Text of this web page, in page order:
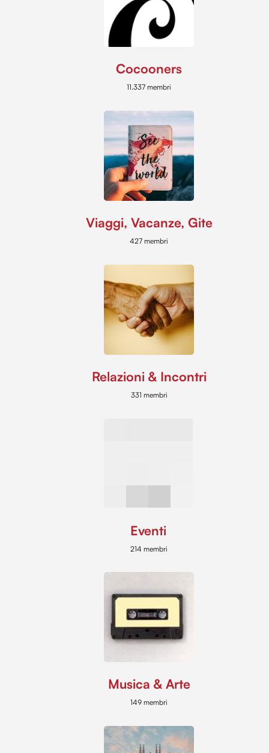
Cocooners
11.337 membri
Viaggi, Vacanze, Gite
427 membri
Relazioni & Incontri
331 membri
Eventi
214 membri
Musica & Arte
149 membri